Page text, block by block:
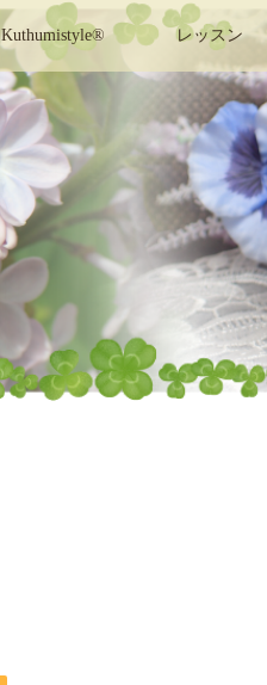
Kuthumistyle® レッスン